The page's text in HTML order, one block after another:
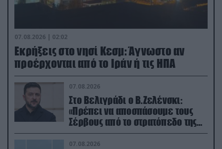
07.08.2026 | 02:02
Εκρήξεις στο νησί Κεσμ: Άγνωστο αν
προέρχονται από το Ιράν ή τις ΗΠΑ
07.08.2026
Στο Βελιγράδι ο Β.Ζελένσκι:
«Πρέπει να αποσπάσουμε τους
Σέρβους από το στρατόπεδο της
Ρωσίας»
07.08.2026